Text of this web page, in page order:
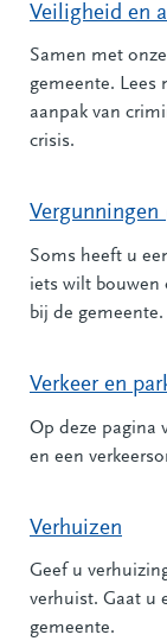
Veiligheid en
Samen met
gemeente. Lees
aanpak van
crisis.
Vergunningen
Soms heeft u
iets wilt bouwen
bij de gemeente.
Verkeer en
Op deze pagina
en een
Verhuizen
Geef u
verhuist. Gaat u
gemeente.